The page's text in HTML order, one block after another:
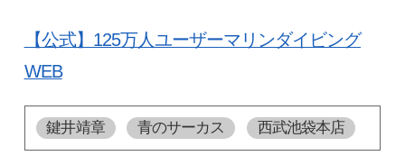
【公式】125万人ユーザーマリンダイビング
WEB
鍵井靖章 青のサーカス 西武池袋本店